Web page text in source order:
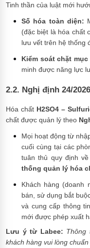
Tinh thần của luật mới
Số hóa toàn diện:
(đặc biệt là hóa chất
lưu vết trên hệ thống
Kiểm soát chặt
minh được năng lực
2.2. Nghị định 24/
Hóa chất H2SO4 –
chất được quản lý theo
Mọi hoạt động từ
cuối cùng tại các
tuân thủ quy định
thống quản lý hóa
Khách hàng (doanh
bán, sử dụng bắt
và cung cấp thông
mới được phép xuất
Lưu ý từ Labee: Thông
khách hàng vui lòng